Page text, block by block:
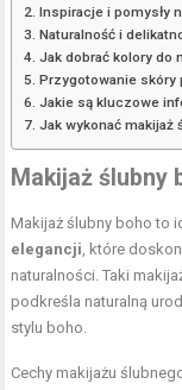
Inspiracje i pomysły
Naturalność i
Jak dobrać kolory do
Przygotowanie skóry
Jakie są kluczowe
Jak wykonać makijaż
Makijaż ślubny
Makijaż ślubny boho to
elegancji , które
naturalności. Taki
podkreśla naturalną
stylu boho.
Cechy makijażu